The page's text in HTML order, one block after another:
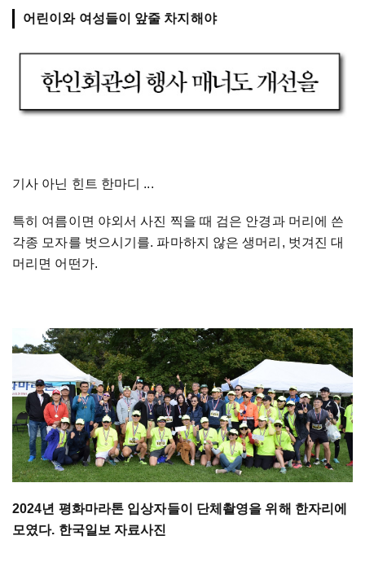
어린이와 여성들이 앞줄 차지해야
기사 아닌 힌트 한마디 ...
특히 여름이면 야외서 사진 찍을 때 검은 안경과 머리에 쓴
각종 모자를 벗으시기를. 파마하지 않은 생머리, 벗겨진 대
머리면 어떤가.
2024년 평화마라톤 입상자들이 단체촬영을 위해 한자리에
모였다. 한국일보 자료사진